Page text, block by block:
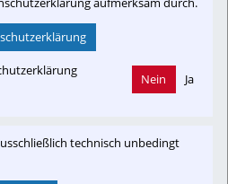
November 2023, 20:00 Uhr
unterschiedliche Themen rund
Nein Ja
technisch unbedingt